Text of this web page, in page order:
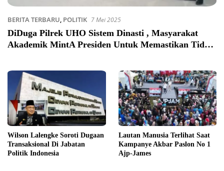
BERITA TERBARU, POLITIK 7 Mei 2025
DiDuga Pilrek UHO Sistem Dinasti , Masyarakat
Akademik MintA Presiden Untuk Memastikan Tidak
Wilson Lalengke Soroti Dugaan
Transaksional Di Jabatan
Politik Indonesia
Lautan Manusia Terlihat Saat
Kampanye Akbar Paslon No 1
Ajp-James